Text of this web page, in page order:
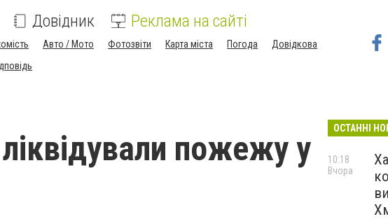
Довідник Реклама на сайті
Авто / Мото Фотозвіти Карта міста Погода
Довідкова
пожежу у
ОСТАННІ
10:18
Вчора